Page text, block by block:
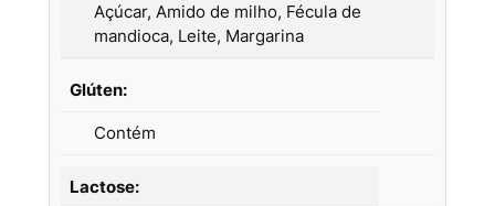
Açúcar, Amido de milho, Fécula de
mandioca, Leite, Margarina
Glúten:
Contém
Lactose: